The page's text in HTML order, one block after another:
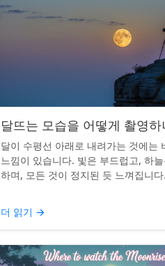
달뜨는 모습을 어떻게 촬영하
달이 수평선 아래로 내려가는 것에는
느낌이 있습니다. 빛은 부드럽고, 하
하며, 모든 것이 정지된 듯 느껴집니
더 읽기 →